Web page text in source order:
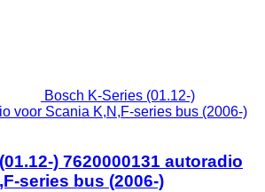
Bosch K-Series (01.12-)
voor Scania K,N,F-series bus (2006-)
) 7620000131 autoradio
series bus (2006-)